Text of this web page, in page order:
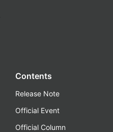
Contents
Release Note
Official Event
Official Column